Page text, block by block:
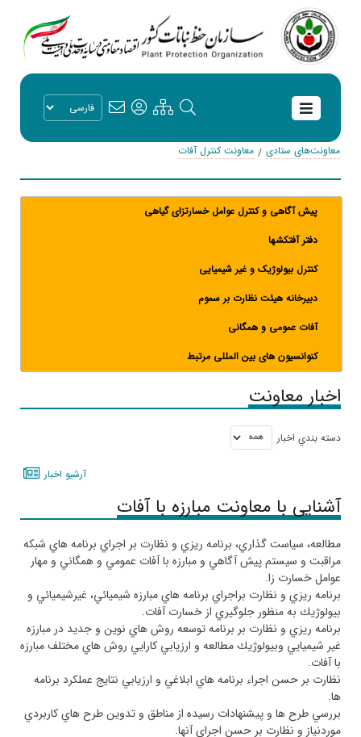
معاونت‌های ستادی معاونت کنترل آفات
پیش آگاهی و کنترل عوامل خسارتزای گیاهی
دفتر آفتکشها
کنترل بیولوژیک و غیر شیمیایی
دبیرخانه هیئت نظارت بر سموم
آفات عمومی و همگانی
کنوانسیون های بین المللی مرتبط
اخبار معاونت
دسته بندي اخبار
آرشيو اخبار
آشنایی با معاونت مبارزه با آفات
مطالعه، سياست گذاري، ‌برنامه ريزي و نظارت بر اجراي برنامه هاي شبكه
مراقبت و سيستم پيش آگاهي و مبارزه با آفات عمومي و همگاني و مهار
عوامل خسارت زا.
برنامه ريزي و نظارت براجراي برنامه هاي مبارزه شيميائي، غيرشيميائي و
بيولوژيك به منظور جلوگيري از خسارت آفات.
برنامه ريزي و نظارت بر برنامه توسعه روش هاي نوين و جديد در مبارزه
غير شيميايي وبيولوژيك مطالعه و ارزيابي كارايي روش هاي مختلف مبارزه
با آفات.
نظارت بر حسن اجراء برنامه هاي ابلاغي و ارزيابي نتايج عملكرد برنامه
ها.
بررسي طرح ها و پيشنهادات رسيده از مناطق و تدوين طرح هاي كاربردي
موردنياز و نظارت بر حسن اجراي آنها.